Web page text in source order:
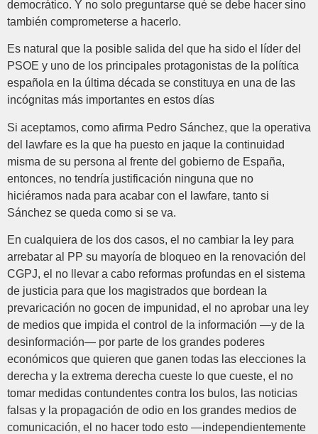
democrático. Y no solo preguntarse qué se debe hacer sino
también comprometerse a hacerlo.
Es natural que la posible salida del que ha sido el líder del
PSOE y uno de los principales protagonistas de la política
española en la última década se constituya en una de las
incógnitas más importantes en estos días
Si aceptamos, como afirma Pedro Sánchez, que la operativa
del lawfare es la que ha puesto en jaque la continuidad
misma de su persona al frente del gobierno de España,
entonces, no tendría justificación ninguna que no
hiciéramos nada para acabar con el lawfare, tanto si
Sánchez se queda como si se va.
En cualquiera de los dos casos, el no cambiar la ley para
arrebatar al PP su mayoría de bloqueo en la renovación del
CGPJ, el no llevar a cabo reformas profundas en el sistema
de justicia para que los magistrados que bordean la
prevaricación no gocen de impunidad, el no aprobar una ley
de medios que impida el control de la información —y de la
desinformación— por parte de los grandes poderes
económicos que quieren que ganen todas las elecciones la
derecha y la extrema derecha cueste lo que cueste, el no
tomar medidas contundentes contra los bulos, las noticias
falsas y la propagación de odio en los grandes medios de
comunicación, el no hacer todo esto —independientemente